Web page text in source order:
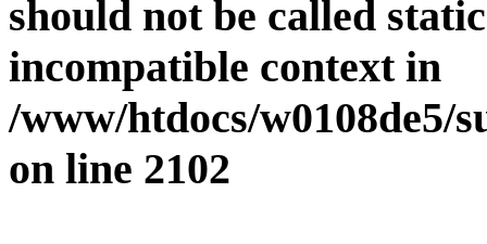
should not be called
incompatible context in
/www/htdocs/w0108de5/
on line 2102